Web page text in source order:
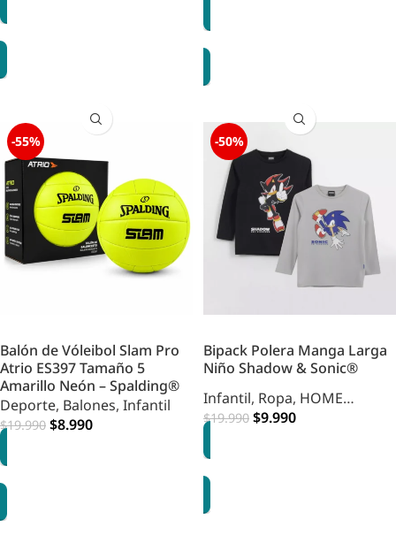
-55%
Balón de Vóleibol Slam Pro
Atrio ES397 Tamaño 5
Amarillo Neón – Spalding®
Deporte, Balones, Infantil
$19.990 $8.990
-50%
Bipack Polera Manga Larga
Niño Shadow & Sonic®
Infantil, Ropa, HOME
INFANTIL
$19.990 $9.990